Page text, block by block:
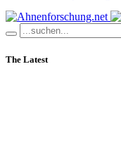
The Latest